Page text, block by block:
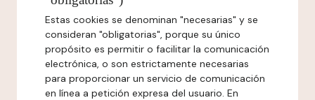
Estas cookies se denominan "necesarias" y se
consideran "obligatorias", porque su único
propósito es permitir o facilitar la comunicación
electrónica, o son estrictamente necesarias
para proporcionar un servicio de comunicación
en línea a petición expresa del usuario. En